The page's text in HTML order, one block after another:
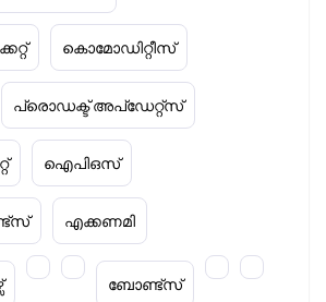
കൊമോഡിറ്റീസ്
പ്രൊഡക്ട് അപ്‌ഡേറ്റ്സ്
ഐപിഒസ്
എക്കണമി
ബോണ്ട്സ്